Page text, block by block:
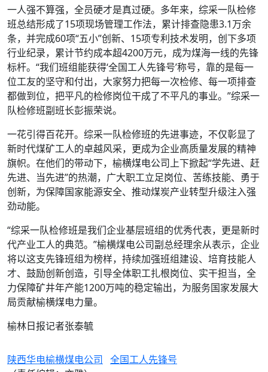
一人强不算强，全员硬才是真过硬。多年来，综采一队检修
班总结形成了15项现场管理工作法，累计排查隐患3.1万余
条，并完成60项“五小”创新、15项专利技术发明，创下多项
行业纪录，累计节约成本超4200万元，成为煤海一线的先锋
标杆。“我们班组能获得‘全国工人先锋号’称号，靠的是每一
位工友的坚守和付出，大家努力把每一次检修、每一项排查
都做到位，把平凡的检修岗位干成了不平凡的事业。”综采一
队检修班副班长彭振荣说。
一花引得百花开。综采一队检修班的先进事迹，不仅彰显了
新时代煤矿工人的卓越风采，更成为企业高质量发展的精神
旗帜。在他们的带动下，榆横煤电公司上下掀起“学先进、赶
先进、当先进”的热潮，广大职工立足岗位、苦练技能、勇于
创新，为保障国家能源安全、推动煤炭产业转型升级注入强
劲动能。
“综采一队检修班是我们企业基层班组的优秀代表，更是新时
代产业工人的典范。”榆横煤电公司副总经理余从表示，企业
将以这支先锋班组为榜样，持续加强班组建设、培育技能人
才、鼓励创新创造，引导全体职工扎根岗位、实干担当，全
力保障矿井年产能1200万吨的稳定输出，为服务国家发展大
局贡献榆横煤电力量。
榆林日报记者张泰毓
陕西华电榆横煤电公司 全国工人先锋号